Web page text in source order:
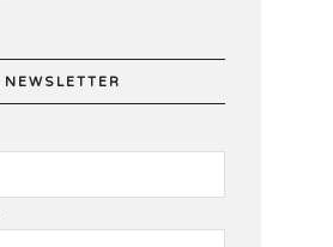
NEWSLETTER